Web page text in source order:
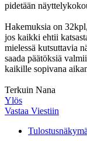
pidetään
Hakemuksia on
jos kaikki ehtii
mielessä kutsuttavia
saada päätöksiä
kaikille sopivana
Terkuin Nana
Ylös
Vastaa Viestiin
Tulostusnäkymä